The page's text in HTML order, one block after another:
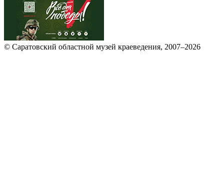
© Саратовский областной музей краеведения, 2007–2026